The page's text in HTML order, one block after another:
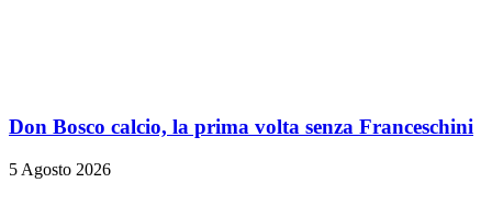
Don Bosco calcio, la prima volta senza Franceschini
5 Agosto 2026